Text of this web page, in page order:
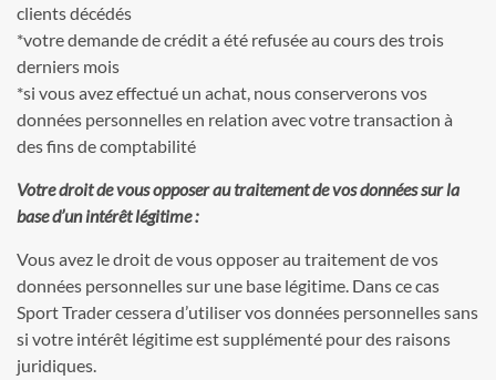
clients décédés
*votre demande de crédit a été refusée au cours des trois
derniers mois
*si vous avez effectué un achat, nous conserverons vos
données personnelles en relation avec votre transaction à
des fins de comptabilité
Votre droit de vous opposer au traitement de vos données sur la
base d’un intérêt légitime :
Vous avez le droit de vous opposer au traitement de vos
données personnelles sur une base légitime. Dans ce cas
Sport Trader cessera d’utiliser vos données personnelles sans
si votre intérêt légitime est supplémenté pour des raisons
juridiques.